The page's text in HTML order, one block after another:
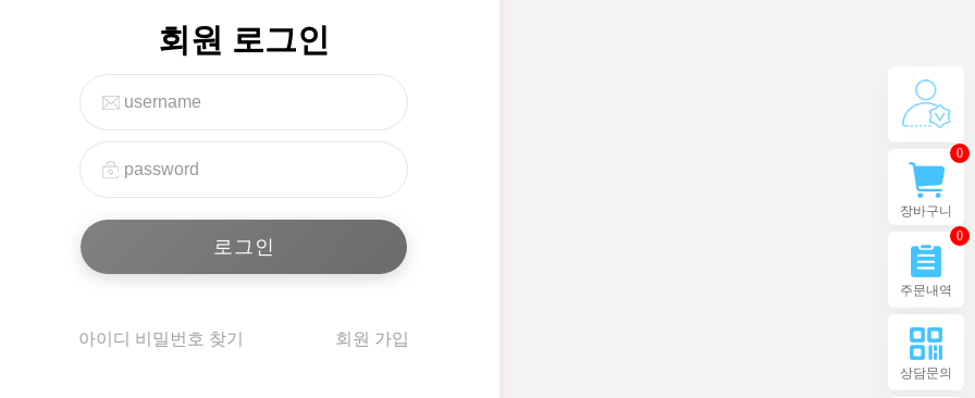
회원 로그인
아이디 비밀번호 찾기 회원 가입
장바구니
0
주문내역
0
상담문의